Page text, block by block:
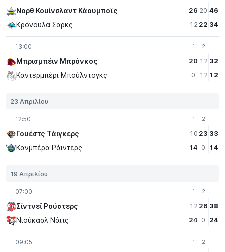
Νορθ Κουίνσλαντ Κάουμποϊς
Κρόνουλα Σαρκς
26
12
20
22
46
34
13:00
Μπρισμπέιν Μπρόνκος
Καντερμπέρι Μπούλντογκς
1
20
0
2
12
12
32
12
23 Απριλίου
12:50
Γουέστς Τάιγκερς
Κανμπέρα Ράιντερς
1
10
14
2
23
0
33
14
19 Απριλίου
07:00
Σίντνεϊ Ρούστερς
Νιούκασλ Νάιτς
1
12
24
2
26
0
38
24
09:05 1 2